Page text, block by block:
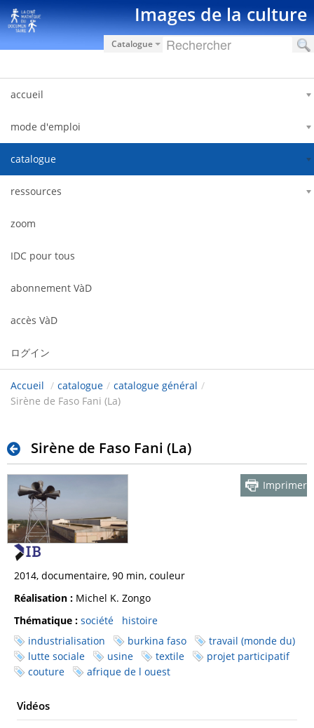
内容へスキップ Images de la culture
Catalogue
accueil
mode d'emploi
catalogue
ressources
zoom
IDC pour tous
abonnement VàD
accès VàD
ログイン
Accueil / catalogue / catalogue général /
Sirène de Faso Fani (La)
Sirène de Faso Fani (La)
Imprimer
2014, documentaire, 90 min, couleur
Réalisation : Michel K. Zongo
Thématique : société
histoire
industrialisation
burkina faso
travail (monde du)
lutte sociale
usine textile
projet participatif
couture
afrique de l ouest
Vidéos